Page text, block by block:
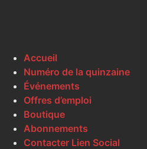
Accueil
Numéro de la quinzaine
Événements
Offres d’emploi
Boutique
Abonnements
Contacter Lien Social